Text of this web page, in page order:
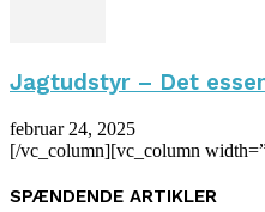
Jagtudstyr – Det
februar 24, 2025
[/vc_column][vc_column
SPÆNDENDE ARTIKLER